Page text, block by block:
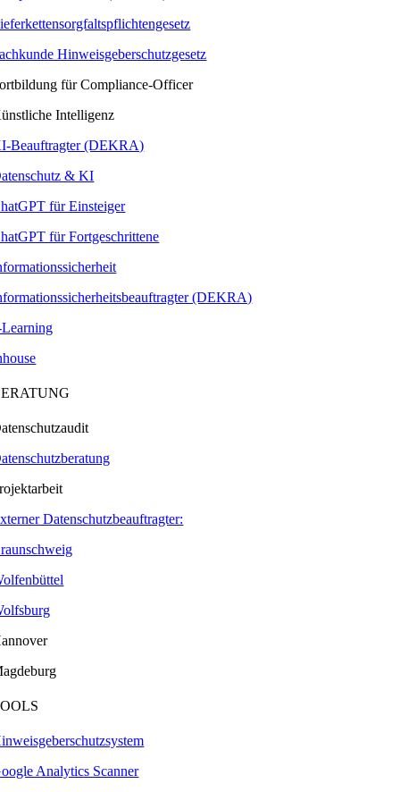
Hinweisgeberschutzgesetz
für Compliance-Officer
Intelligenz
Beauftragter (DEKRA)
& KI
für Einsteiger
für Fortgeschrittene
(DEKRA)
Learning
Datenschutzbeauftragter:
Analytics Scanner